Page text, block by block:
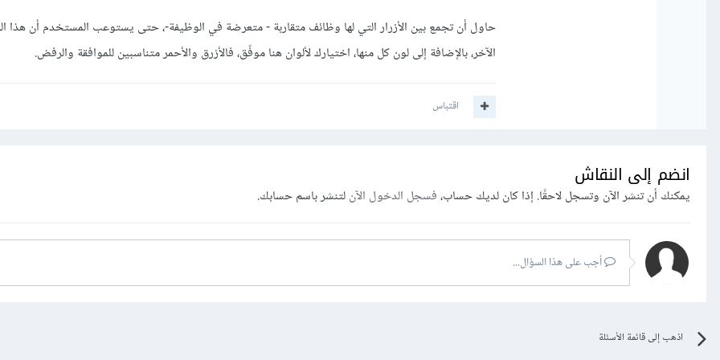
حاول أن تجمع بين الأزرار التي لها وظائف متقاربة - متعرضة في الوظيفة-، حتى يستوعب المستخدم أن هذا
الآخر، بالإضافة إلى لون كل منها، اختيارك لألوان هنا موفّق، فالأزرق والأحمر متناسبين للموافقة والرفض.
اقتباس
انضم إلى النقاش
يمكنك أن تنشر الآن وتسجل لاحقًا. إذا كان لديك حساب،فسجل الدخول الآنلتنشر باسم حسابك.
أجب على هذا السؤال...
اذهب إلى قائمة الأسئلة